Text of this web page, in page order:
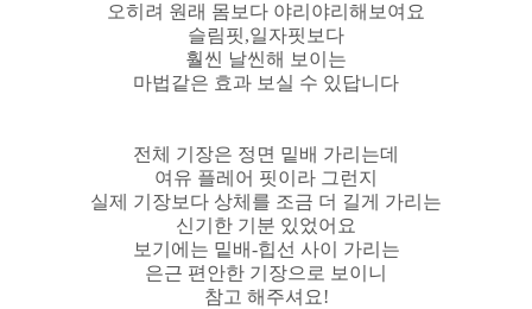
오히려 원래 몸보다 야리야리해보여요
슬림핏,일자핏보다
훨씬 날씬해 보이는
마법같은 효과 보실 수 있답니다
전체 기장은 정면 밑배 가리는데
여유 플레어 핏이라 그런지
실제 기장보다 상체를 조금 더 길게 가리는
신기한 기분 있었어요
보기에는 밑배-힙선 사이 가리는
은근 편안한 기장으로 보이니
참고 해주셔요!